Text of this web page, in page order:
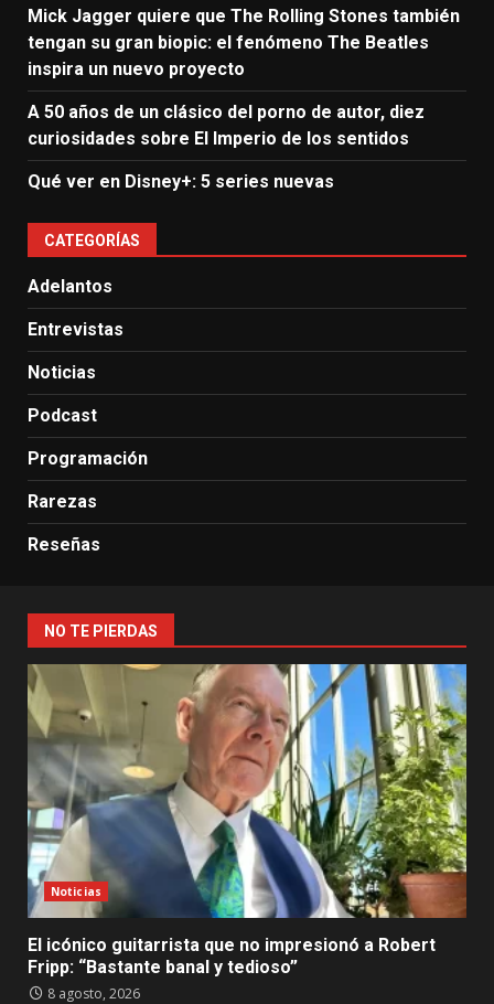
Mick Jagger quiere que The Rolling Stones también
tengan su gran biopic: el fenómeno The Beatles
inspira un nuevo proyecto
A 50 años de un clásico del porno de autor, diez
curiosidades sobre El Imperio de los sentidos
Qué ver en Disney+: 5 series nuevas
CATEGORÍAS
Adelantos
Entrevistas
Noticias
Podcast
Programación
Rarezas
Reseñas
NO TE PIERDAS
Noticias
El icónico guitarrista que no impresionó a Robert
Fripp: “Bastante banal y tedioso”
8 agosto, 2026